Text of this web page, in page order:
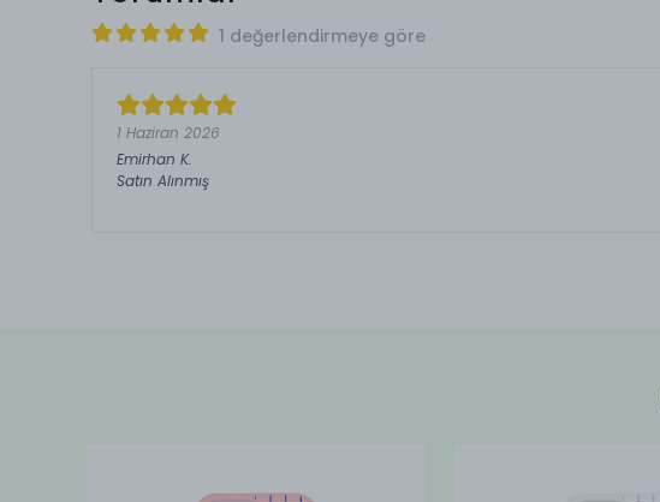
1 değerlendirmeye göre
1 Haziran 2026
Emirhan K.
Satın Alınmış